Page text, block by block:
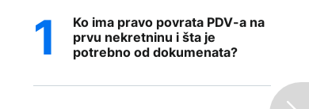
Ko ima pravo povrata PDV-a na
prvu nekretninu i šta je
potrebno od dokumenata?